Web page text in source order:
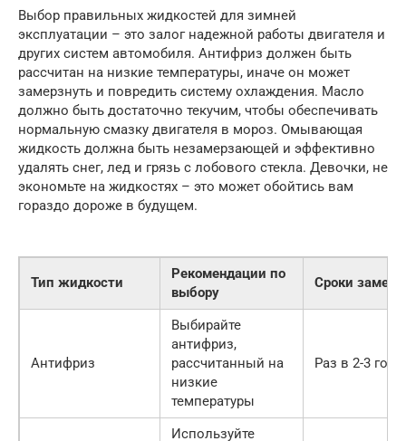
Выбор правильных жидкостей для зимней
эксплуатации – это залог надежной работы двигателя и
других систем автомобиля. Антифриз должен быть
рассчитан на низкие температуры, иначе он может
замерзнуть и повредить систему охлаждения. Масло
должно быть достаточно текучим, чтобы обеспечивать
нормальную смазку двигателя в мороз. Омывающая
жидкость должна быть незамерзающей и эффективно
удалять снег, лед и грязь с лобового стекла. Девочки, не
экономьте на жидкостях – это может обойтись вам
гораздо дороже в будущем.
Тип жидкости
Рекомендации по
выбору
Сроки замены
Антифриз
Выбирайте
антифриз,
рассчитанный на
низкие
температуры
Раз в 2-3 года
Используйте